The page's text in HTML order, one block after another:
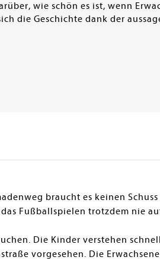
wie schön es ist, wenn
die Geschichte dank der
braucht es keinen
Fußballspielen trotzdem nie
Die Kinder verstehen
vorgesehen. Die